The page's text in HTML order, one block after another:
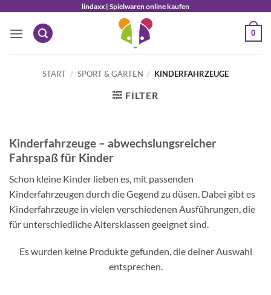
springen
lindaxx | Spielwaren online kaufen
0
START / SPORT & GARTEN / KINDERFAHRZEUGE
FILTER
Kinderfahrzeuge – abwechslungsreicher
Fahrspaß für Kinder
Schon kleine Kinder lieben es, mit passenden
Kinderfahrzeugen durch die Gegend zu düsen. Dabei gibt es
Kinderfahrzeuge in vielen verschiedenen Ausführungen, die
für unterschiedliche Altersklassen geeignet sind.
Es wurden keine Produkte gefunden, die deiner Auswahl
entsprechen.